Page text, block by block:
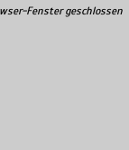
Fenster geschlossen